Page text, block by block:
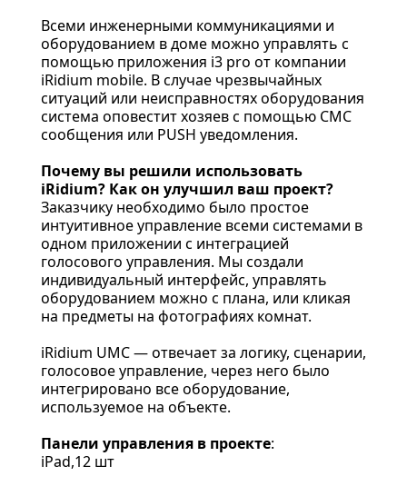
Всеми инженерными коммуникациями и
оборудованием в доме можно управлять с
помощью приложения i3 pro от компании
iRidium mobile. В случае чрезвычайных
ситуаций или неисправностях оборудования
система оповестит хозяев с помощью СМС
сообщения или PUSH уведомления.
Почему вы решили использовать
iRidium? Как он улучшил ваш проект?
Заказчику необходимо было простое
интуитивное управление всеми системами в
одном приложении с интеграцией
голосового управления. Мы создали
индивидуальный интерфейс, управлять
оборудованием можно с плана, или кликая
на предметы на фотографиях комнат.
iRidium UMC — отвечает за логику, сценарии,
голосовое управление, через него было
интегрировано все оборудование,
используемое на объекте.
Панели управления в проекте:
iPad,12 шт